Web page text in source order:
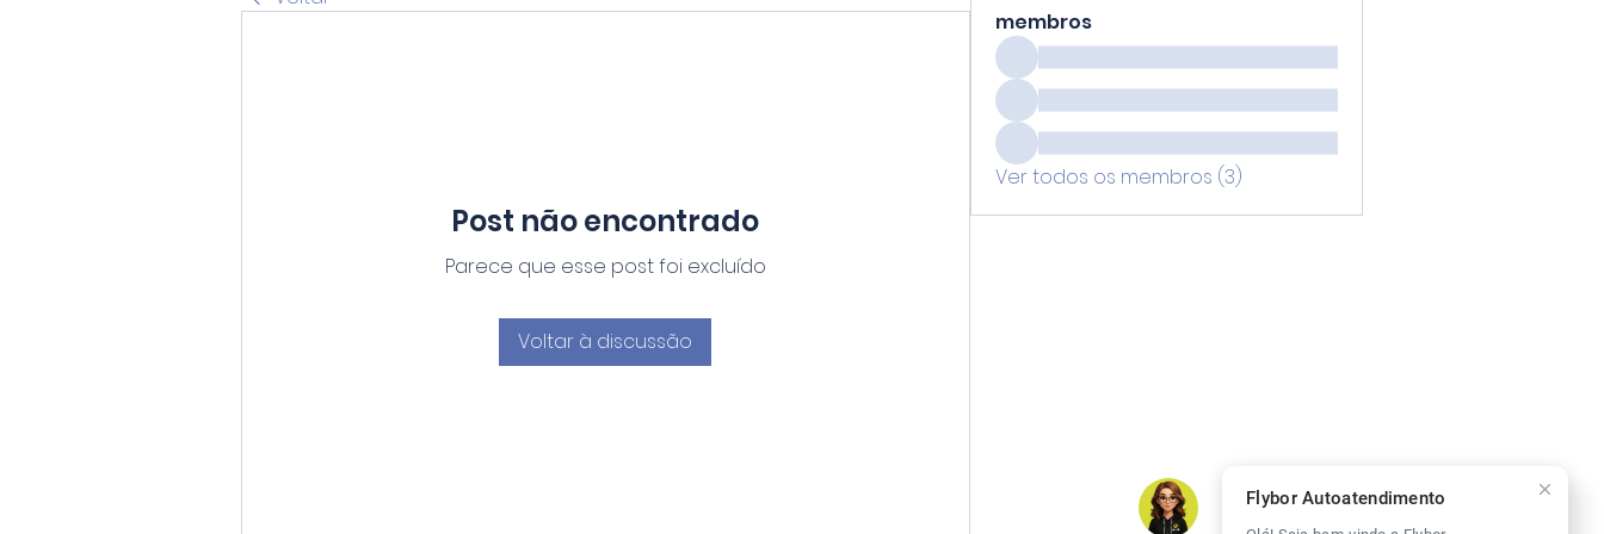
Post não encontrado
Parece que esse post foi excluído
Voltar à discussão
membros
Ver todos os membros (3)
Flybor Autoatendimento